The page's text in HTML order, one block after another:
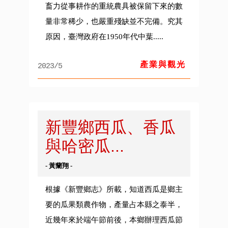
畜力從事耕作的重統農具被保留下來的數
量非常稀少，也嚴重殘缺並不完備。究其
原因，臺灣政府在1950年代中葉.....
2023/5 產業與觀光
新豐鄉西瓜、香瓜
與哈密瓜...
- 黃蘭翔 -
根據《新豐鄉志》所載，知道西瓜是鄉主
要的瓜果類農作物，產量占本縣之泰半，
近幾年來於端午節前後，本鄉辦理西瓜節